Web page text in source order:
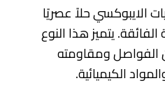
الايبوكسيحلاً عصريًا
يتميز هذا النوع
الفواصل ومقاومته
الكيميائية.